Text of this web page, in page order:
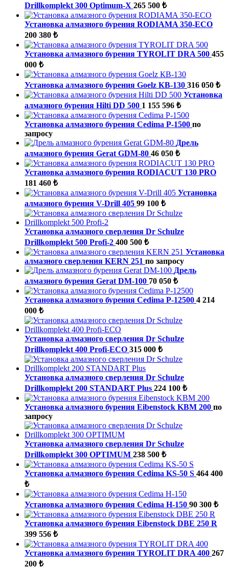
Drillkomplekt 300 Optimum-X 265 500 ₺
Установка алмазного бурения RODIAMA 350-ECO
200 380 ₺
Установка алмазного бурения TYROLIT DRA 500 455
000 ₺
Установка алмазного бурения Goelz КВ-130 316 050 ₺
Установка
алмазного бурения Hilti DD 500 1 155 596 ₺
Установка алмазного бурения Cedima P-1500 по
запросу
Дрель
алмазного бурения Gerat GDM-80 46 050 ₺
Установка алмазного бурения RODIACUT 130 PRO
181 460 ₺
Установка
алмазного бурения V-Drill 405 99 100 ₺
Установка алмазного сверления Dr Schulze
Drillkomplekt 500 Profi-2 400 500 ₺
Установка
алмазного сверления KERN 251 по запросу
Дрель
алмазного бурения Gerat DM-100 70 050 ₺
Установка алмазного бурения Cedima P-12500 4 214
000 ₺
Установка алмазного сверления Dr Schulze
Drillkomplekt 400 Profi-ECO 315 000 ₺
Установка алмазного сверления Dr Schulze
Drillkomplekt 200 STANDART Plus 224 100 ₺
Установка алмазного бурения Eibenstock KBM 200 по
запросу
Установка алмазного сверления Dr Schulze
Drillkomplekt 300 OPTIMUM 238 500 ₺
Установка алмазного бурения Cedima KS-50 S 464 400
₺
Установка алмазного бурения Cedima H-150 90 300 ₺
Установка алмазного бурения Eibenstock DBE 250 R
399 556 ₺
Установка алмазного бурения TYROLIT DRA 400 267
200 ₺